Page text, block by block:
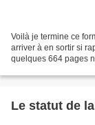
Voilà je termine ce
arriver à en sortir si
quelques 664 pages
Le statut de